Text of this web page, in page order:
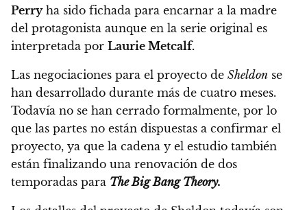
Perryha sido fichada para encarnar a la madre
del protagonista aunque en la serie original es
interpretada por Laurie Metcalf.
Las negociaciones para el proyecto de Sheldon se
han desarrollado durante más de cuatro meses.
Todavía no se han cerrado formalmente, por lo
que las partes no están dispuestas a confirmar el
proyecto, ya que la cadena y el estudio también
están finalizando una renovación de dos
temporadas para The Big Bang Theory.